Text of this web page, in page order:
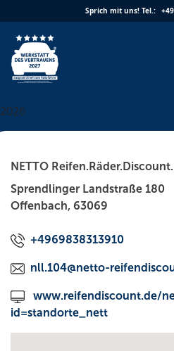
to
content
Sprich mit uns! Tel.:
2026
NETTO Reifen.Räder.Discount.
Sprendlinger Landstraße 180
Offenbach, 63069
+4969838313910
nll.104@netto-
www.reifendiscount.de/
id=standorte_nett